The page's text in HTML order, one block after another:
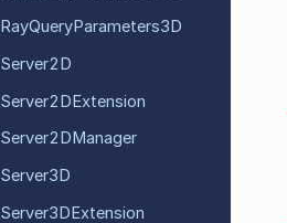
RayQueryParameters3D
Server2D
Server2DExtension
Server2DManager
Server3D
Server3DExtension